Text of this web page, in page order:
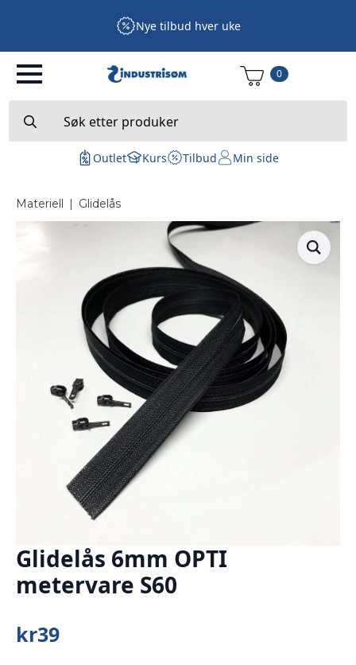
Nye tilbud hver uke
0
for:
Outlet Kurs Tilbud Min side
Materiell | Glidelås
Glidelås 6mm OPTI
metervare S60
kr39